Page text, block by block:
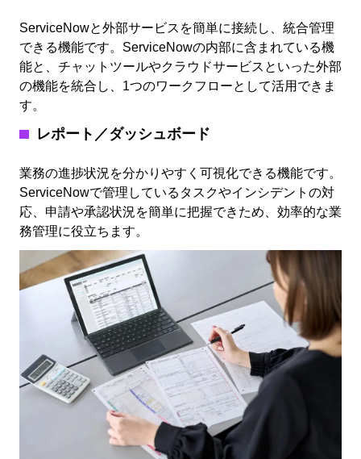
ServiceNowと外部サービスを簡単に接続し、統合管理
できる機能です。ServiceNowの内部に含まれている機
能と、チャットツールやクラウドサービスといった外部
の機能を統合し、1つのワークフローとして活用できま
す。
レポート／ダッシュボード
業務の進捗状況を分かりやすく可視化できる機能です。
ServiceNowで管理しているタスクやインシデントの対
応、申請や承認状況を簡単に把握できため、効率的な業
務管理に役立ちます。